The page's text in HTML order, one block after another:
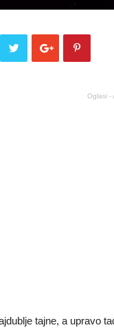
Oglasi -
tajne, a upravo